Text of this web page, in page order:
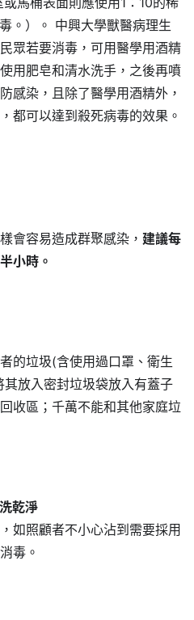
。）。 中興大學獸醫病理生
眾若要消毒，可用醫學用酒精
用肥皂和清水洗手，之後再噴
感染，且除了醫學用酒精外，
都可以達到殺死病毒的效果。
會容易造成群聚感染， 建議每
小時。
的垃圾(含使用過口罩、衛生
放入密封垃圾袋放入有蓋子
收區；千萬不能和其他家庭垃
乾淨
如照顧者不小心沾到需要採用
毒。